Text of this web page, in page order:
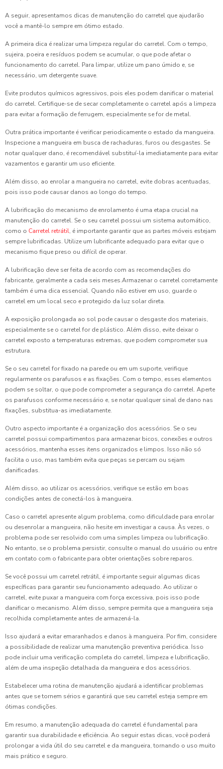
A seguir, apresentamos dicas de manutenção do carretel que ajudarão
você a mantê-lo sempre em ótimo estado.
A primeira dica é realizar uma limpeza regular do carretel. Com o tempo,
sujeira, poeira e resíduos podem se acumular, o que pode afetar o
funcionamento do carretel. Para limpar, utilize um pano úmido e, se
necessário, um detergente suave.
Evite produtos químicos agressivos, pois eles podem danificar o material
do carretel. Certifique-se de secar completamente o carretel após a limpeza
para evitar a formação de ferrugem, especialmente se for de metal.
Outra prática importante é verificar periodicamente o estado da mangueira.
Inspecione a mangueira em busca de rachaduras, furos ou desgastes. Se
notar qualquer dano, é recomendável substituí-la imediatamente para evitar
vazamentos e garantir um uso eficiente.
Além disso, ao enrolar a mangueira no carretel, evite dobras acentuadas,
pois isso pode causar danos ao longo do tempo.
A lubrificação do mecanismo de enrolamento é uma etapa crucial na
manutenção do carretel. Se o seu carretel possui um sistema automático,
como o Carretel retrátil, é importante garantir que as partes móveis estejam
sempre lubrificadas. Utilize um lubrificante adequado para evitar que o
mecanismo fique preso ou difícil de operar.
A lubrificação deve ser feita de acordo com as recomendações do
fabricante, geralmente a cada seis meses.Armazenar o carretel corretamente
também é uma dica essencial. Quando não estiver em uso, guarde o
carretel em um local seco e protegido da luz solar direta.
A exposição prolongada ao sol pode causar o desgaste dos materiais,
especialmente se o carretel for de plástico. Além disso, evite deixar o
carretel exposto a temperaturas extremas, que podem comprometer sua
estrutura.
Se o seu carretel for fixado na parede ou em um suporte, verifique
regularmente os parafusos e as fixações. Com o tempo, esses elementos
podem se soltar, o que pode comprometer a segurança do carretel. Aperte
os parafusos conforme necessário e, se notar qualquer sinal de dano nas
fixações, substitua-as imediatamente.
Outro aspecto importante é a organização dos acessórios. Se o seu
carretel possui compartimentos para armazenar bicos, conexões e outros
acessórios, mantenha esses itens organizados e limpos. Isso não só
facilita o uso, mas também evita que peças se percam ou sejam
danificadas.
Além disso, ao utilizar os acessórios, verifique se estão em boas
condições antes de conectá-los à mangueira.
Caso o carretel apresente algum problema, como dificuldade para enrolar
ou desenrolar a mangueira, não hesite em investigar a causa. Às vezes, o
problema pode ser resolvido com uma simples limpeza ou lubrificação.
No entanto, se o problema persistir, consulte o manual do usuário ou entre
em contato com o fabricante para obter orientações sobre reparos.
Se você possui um carretel retrátil, é importante seguir algumas dicas
específicas para garantir seu funcionamento adequado. Ao utilizar o
carretel, evite puxar a mangueira com força excessiva, pois isso pode
danificar o mecanismo. Além disso, sempre permita que a mangueira seja
recolhida completamente antes de armazená-la.
Isso ajudará a evitar emaranhados e danos à mangueira. Por fim, considere
a possibilidade de realizar uma manutenção preventiva periódica. Isso
pode incluir uma verificação completa do carretel, limpeza e lubrificação,
além de uma inspeção detalhada da mangueira e dos acessórios.
Estabelecer uma rotina de manutenção ajudará a identificar problemas
antes que se tornem sérios e garantirá que seu carretel esteja sempre em
ótimas condições.
Em resumo, a manutenção adequada do carretel é fundamental para
garantir sua durabilidade e eficiência. Ao seguir estas dicas, você poderá
prolongar a vida útil do seu carretel e da mangueira, tornando o uso muito
mais prático e seguro.